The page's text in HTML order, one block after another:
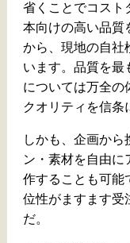
省くことでコスト
本向けの高い品質
から、現地の自社
います。品質を最
については万全の
クオリティを信条
しかも、企画から
ン・素材を自由に
作することも可能
位性がますます受
だ。